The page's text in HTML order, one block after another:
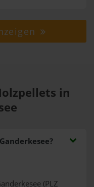
in
(PLZ